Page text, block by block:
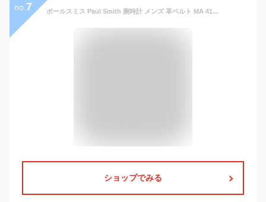
no. 7 ポールスミス Paul Smith 腕時計 メンズ 革ベルト MA 41mm レザー クラシック ブランド 人気 ウォッチ ギフト プレゼント P10051 P10052 P10053 P10056 P10057 P10091
ショップでみる